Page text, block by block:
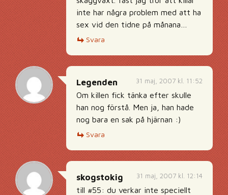
inte har några problem med att ha
sex vid den tidne på månana…
Svara
31 maj, 2007 kl. 11:52
Legenden
Om killen fick tänka efter skulle
han nog förstå. Men ja, han hade
nog bara en sak på hjärnan :)
Svara
31 maj, 2007 kl. 12:14
skogstokig
till #55: du verkar inte speciellt